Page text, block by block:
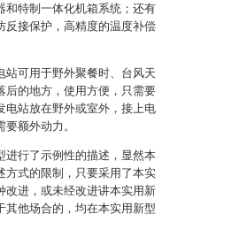
和特制一体化机箱系统；还有
反接保护，高精度的温度补偿
站可用于野外聚餐时、台风天
后的地方，使用方便，只需要
电站放在野外或室外，接上电
额外动力。
进行了示例性的描述，显然本
方式的限制，只要采用了本实
改进，或未经改进讲本实用新
其他场合的，均在本实用新型